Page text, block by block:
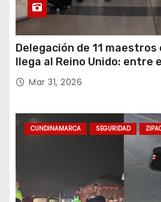
Delegación de 11
llega al Reino Unido: entre
destacada profesora de
Mar 31, 2026
CUNDINAMARCA SEGURIDAD